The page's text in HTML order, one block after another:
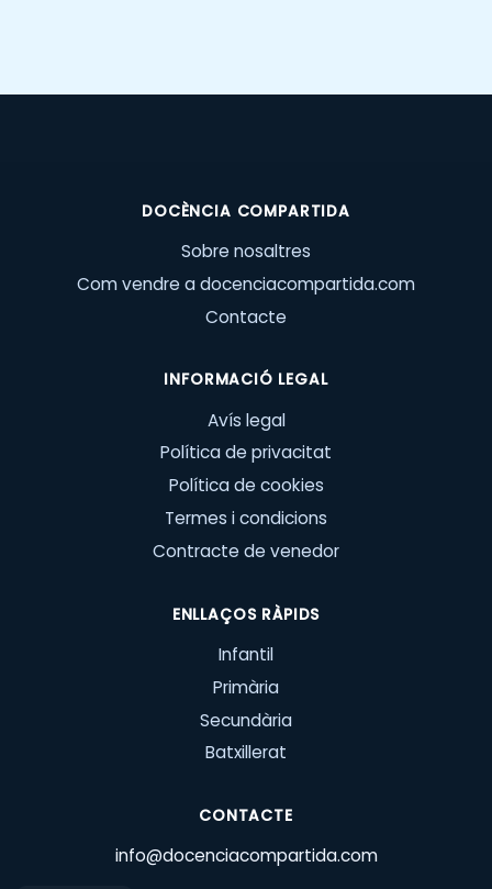
DOCÈNCIA COMPARTIDA
Sobre nosaltres
Com vendre a docenciacompartida.com
Contacte
INFORMACIÓ LEGAL
Avís legal
Política de privacitat
Política de cookies
Termes i condicions
Contracte de venedor
ENLLAÇOS RÀPIDS
Infantil
Primària
Secundària
Batxillerat
CONTACTE
info@docenciacompartida.com